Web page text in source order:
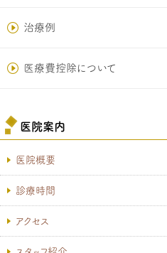
治療例
医療費控除について
医院案内
医院概要
診療時間
アクセス